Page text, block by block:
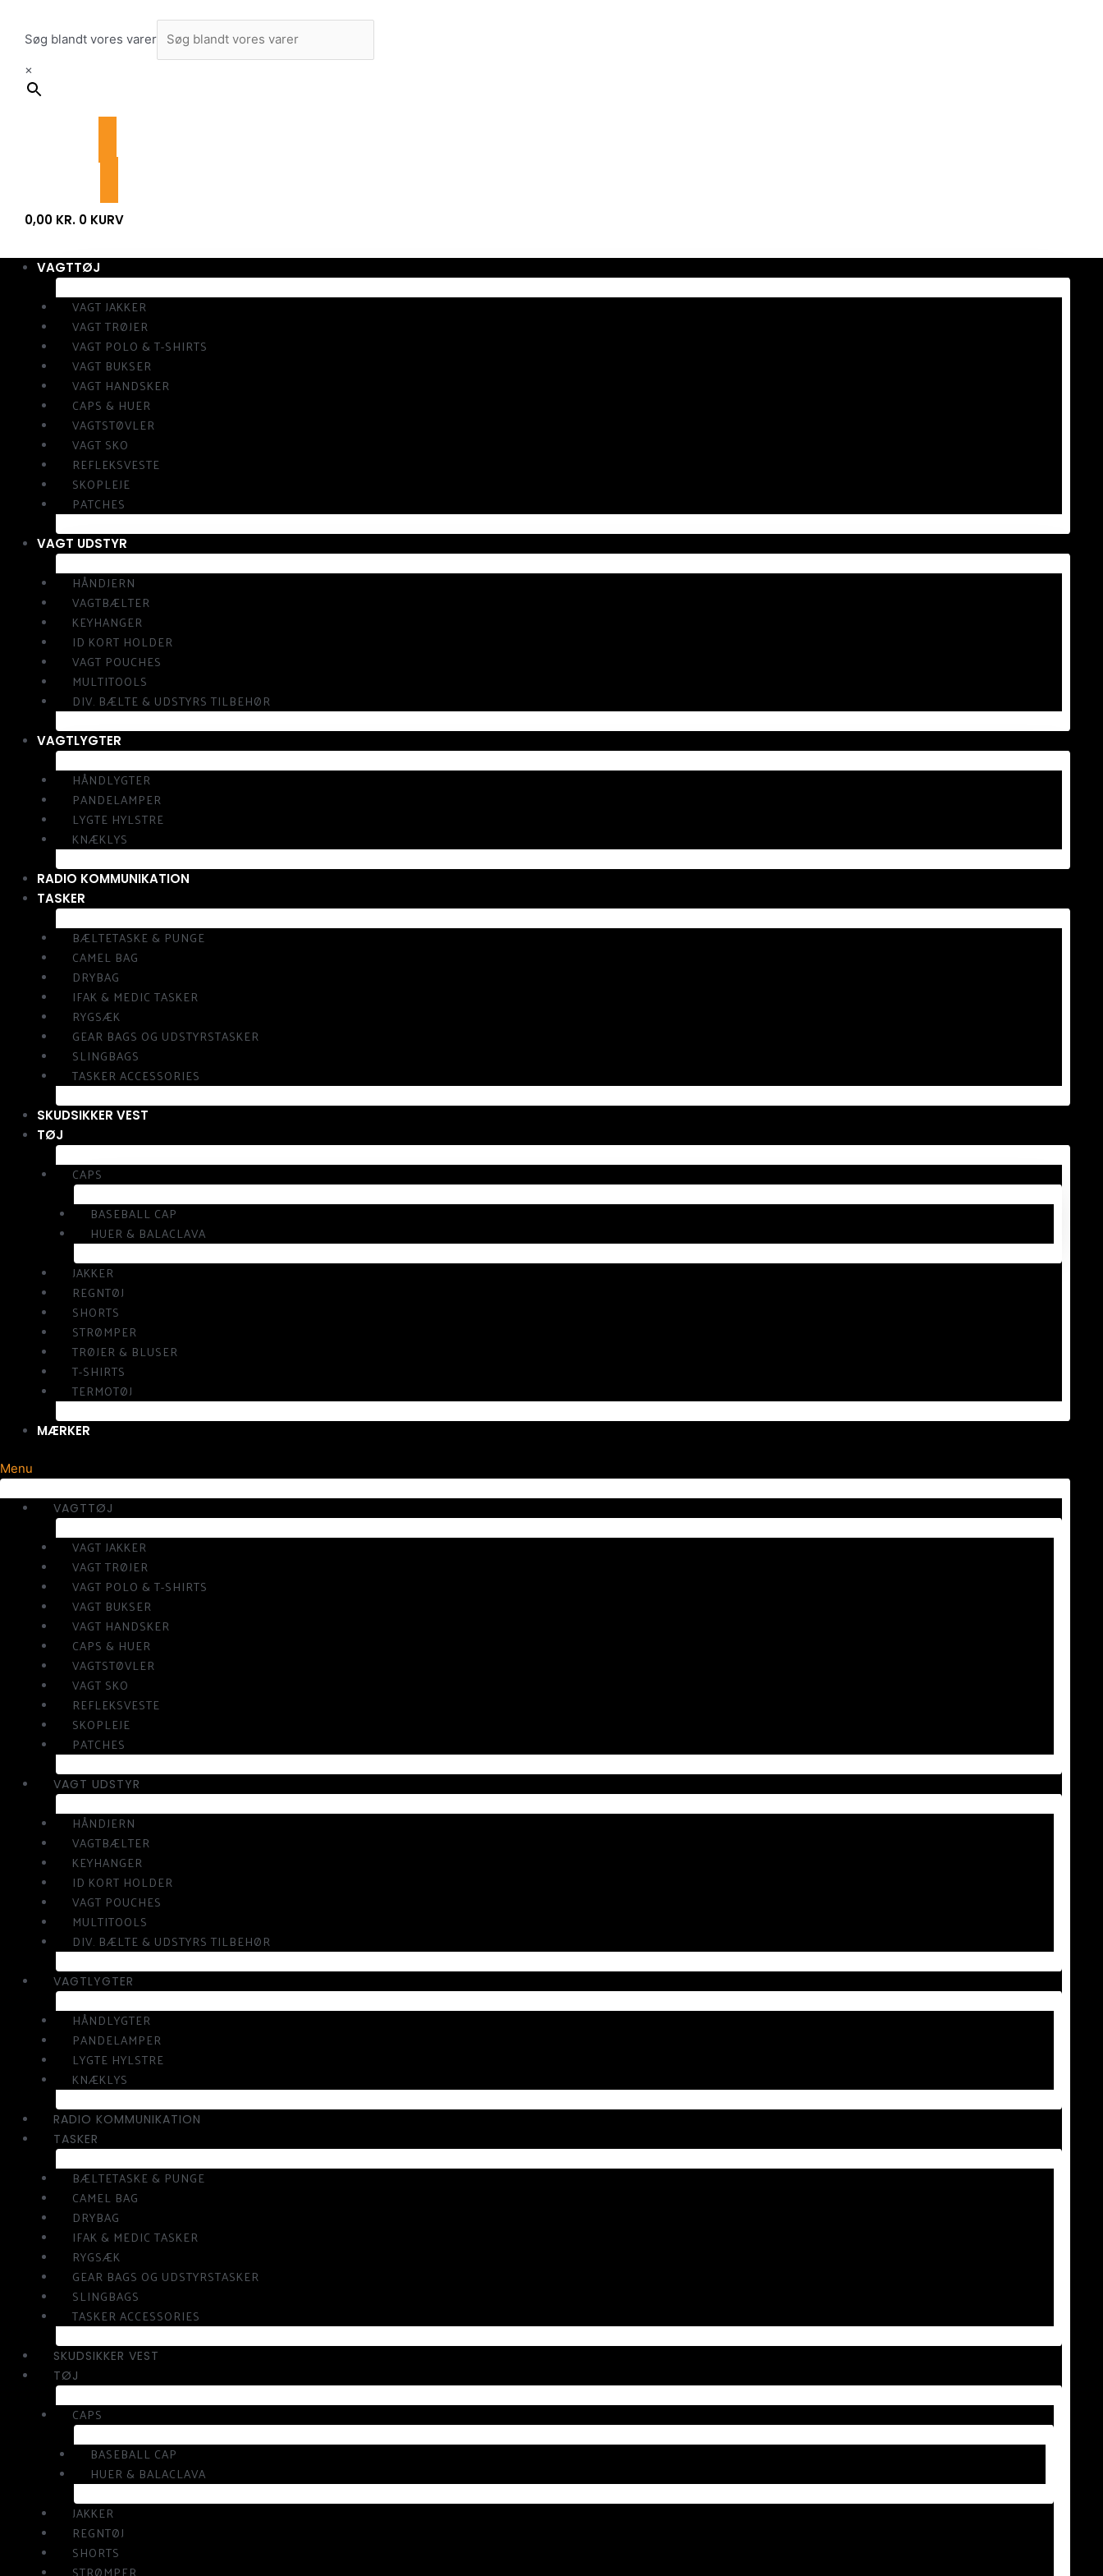
indholdet
Søg blandt vores varer
×
0,00 KR. 0 KURV
VAGTTØJ
VAGT JAKKER
VAGT TRØJER
VAGT POLO & T-SHIRTS
VAGT BUKSER
VAGT HANDSKER
CAPS & HUER
VAGTSTØVLER
VAGT SKO
REFLEKSVESTE
SKOPLEJE
PATCHES
VAGT UDSTYR
HÅNDJERN
VAGTBÆLTER
KEYHANGER
ID KORT HOLDER
VAGT POUCHES
MULTITOOLS
DIV. BÆLTE & UDSTYRS TILBEHØR
VAGTLYGTER
HÅNDLYGTER
PANDELAMPER
LYGTE HYLSTRE
KNÆKLYS
RADIO KOMMUNIKATION
TASKER
BÆLTETASKE & PUNGE
CAMEL BAG
DRYBAG
IFAK & MEDIC TASKER
RYGSÆK
GEAR BAGS OG UDSTYRSTASKER
SLINGBAGS
TASKER ACCESSORIES
SKUDSIKKER VEST
TØJ
CAPS
BASEBALL CAP
HUER & BALACLAVA
JAKKER
REGNTØJ
SHORTS
STRØMPER
TRØJER & BLUSER
T-SHIRTS
TERMOTØJ
MÆRKER
Menu
VAGTTØJ
VAGT JAKKER
VAGT TRØJER
VAGT POLO & T-SHIRTS
VAGT BUKSER
VAGT HANDSKER
CAPS & HUER
VAGTSTØVLER
VAGT SKO
REFLEKSVESTE
SKOPLEJE
PATCHES
VAGT UDSTYR
HÅNDJERN
VAGTBÆLTER
KEYHANGER
ID KORT HOLDER
VAGT POUCHES
MULTITOOLS
DIV. BÆLTE & UDSTYRS TILBEHØR
VAGTLYGTER
HÅNDLYGTER
PANDELAMPER
LYGTE HYLSTRE
KNÆKLYS
RADIO KOMMUNIKATION
TASKER
BÆLTETASKE & PUNGE
CAMEL BAG
DRYBAG
IFAK & MEDIC TASKER
RYGSÆK
GEAR BAGS OG UDSTYRSTASKER
SLINGBAGS
TASKER ACCESSORIES
SKUDSIKKER VEST
TØJ
CAPS
BASEBALL CAP
HUER & BALACLAVA
JAKKER
REGNTØJ
SHORTS